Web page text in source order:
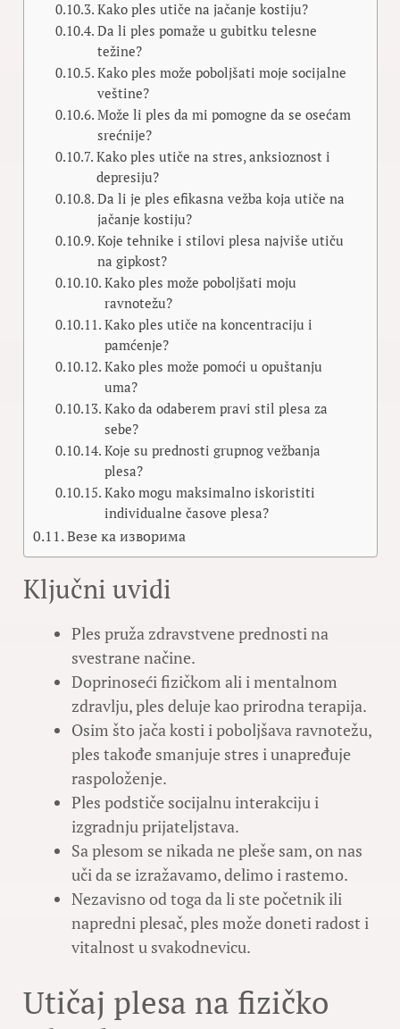
Kako ples utiče na jačanje kostiju?
Da li ples pomaže u gubitku telesne
težine?
Kako ples može poboljšati moje socijalne
veštine?
Može li ples da mi pomogne da se osećam
srećnije?
Kako ples utiče na stres, anksioznost i
depresiju?
Da li je ples efikasna vežba koja utiče na
jačanje kostiju?
Koje tehnike i stilovi plesa najviše utiču
na gipkost?
Kako ples može poboljšati moju
ravnotežu?
Kako ples utiče na koncentraciju i
pamćenje?
Kako ples može pomoći u opuštanju
uma?
Kako da odaberem pravi stil plesa za
sebe?
Koje su prednosti grupnog vežbanja
plesa?
Kako mogu maksimalno iskoristiti
individualne časove plesa?
Везе ка изворима
Ključni uvidi
Ples pruža zdravstvene prednosti na
svestrane načine.
Doprinoseći fizičkom ali i mentalnom
zdravlju, ples deluje kao prirodna terapija.
Osim što jača kosti i poboljšava ravnotežu,
ples takođe smanjuje stres i unapređuje
raspoloženje.
Ples podstiče socijalnu interakciju i
izgradnju prijateljstava.
Sa plesom se nikada ne pleše sam, on nas
uči da se izražavamo, delimo i rastemo.
Nezavisno od toga da li ste početnik ili
napredni plesač, ples može doneti radost i
vitalnost u svakodnevicu.
Utičaj plesa na fizičko